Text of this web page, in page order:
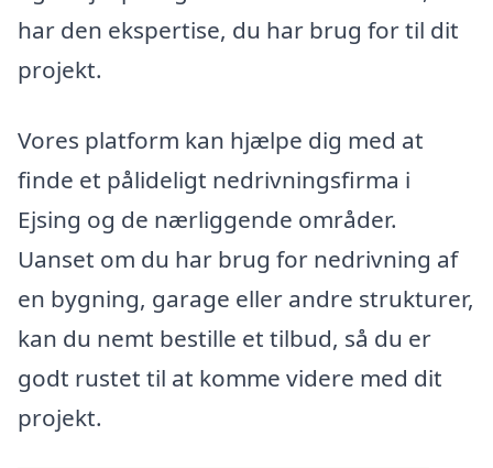
har den ekspertise, du har brug for til dit
projekt.
Vores platform kan hjælpe dig med at
finde et pålideligt nedrivningsfirma i
Ejsing og de nærliggende områder.
Uanset om du har brug for nedrivning af
en bygning, garage eller andre strukturer,
kan du nemt bestille et tilbud, så du er
godt rustet til at komme videre med dit
projekt.